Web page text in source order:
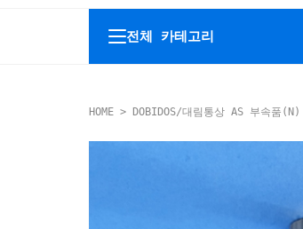
전체 카테고리
HOME > DOBIDOS/대림통상 AS 부속품(N)